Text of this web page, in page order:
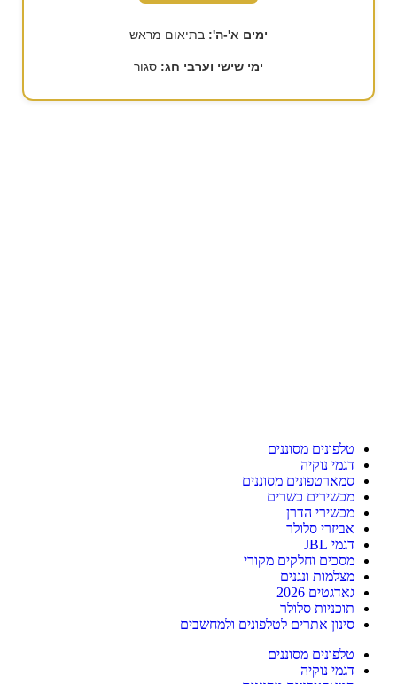
ימים א'-ה': בתיאום מראש
ימי שישי וערבי חג: סגור
טלפונים מסוננים
דגמי נוקיה
סמארטפונים מסוננים
מכשירים כשרים
מכשירי הדרן
אביזרי סלולר
דגמי JBL
מסכים וחלקים מקורי
מצלמות ונגנים
גאדגטים 2026
תוכניות סלולר
סינון אתרים לטלפונים ולמחשבים
טלפונים מסוננים
דגמי נוקיה